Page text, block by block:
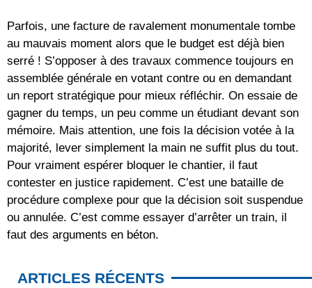
Parfois, une facture de ravalement monumentale tombe
au mauvais moment alors que le budget est déjà bien
serré ! S’opposer à des travaux commence toujours en
assemblée générale en votant contre ou en demandant
un report stratégique pour mieux réfléchir. On essaie de
gagner du temps, un peu comme un étudiant devant son
mémoire. Mais attention, une fois la décision votée à la
majorité, lever simplement la main ne suffit plus du tout.
Pour vraiment espérer bloquer le chantier, il faut
contester en justice rapidement. C’est une bataille de
procédure complexe pour que la décision soit suspendue
ou annulée. C’est comme essayer d’arrêter un train, il
faut des arguments en béton.
ARTICLES RÉCENTS